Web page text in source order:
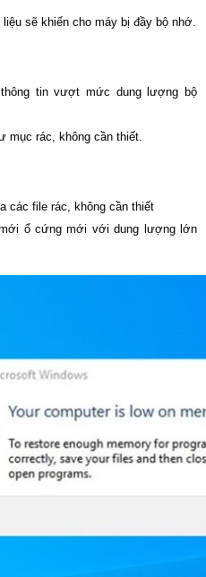
sẽ khiến cho máy bị đầy bộ nhớ.
tin vượt mức dung lượng bộ
mục rác, không cần thiết.
các file rác, không cần thiết
ổ cứng mới với dung lượng lớn